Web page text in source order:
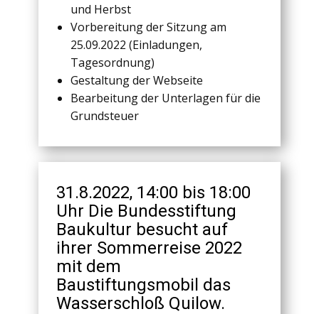
und Herbst
Vorbereitung der Sitzung am
25.09.2022 (Einladungen,
Tagesordnung)
Gestaltung der Webseite
Bearbeitung der Unterlagen für die
Grundsteuer
31.8.2022, 14:00 bis 18:00
Uhr Die Bundesstiftung
Baukultur besucht auf
ihrer Sommerreise 2022
mit dem
Baustiftungsmobil das
Wasserschloß Quilow.